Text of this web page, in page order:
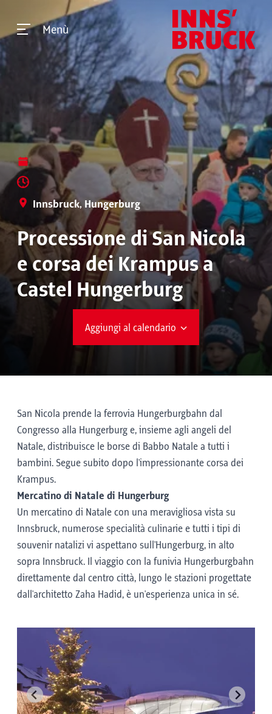
Menù
Innsbruck, Hungerburg
Processione di San Nicola
e corsa dei Krampus a
Castel Hungerburg
Aggiungi al calendario
San Nicola prende la ferrovia Hungerburgbahn dal
Congresso alla Hungerburg e, insieme agli angeli del
Natale, distribuisce le borse di Babbo Natale a tutti i
bambini. Segue subito dopo l'impressionante corsa dei
Krampus.
Mercatino di Natale di Hungerburg
Un mercatino di Natale con una meravigliosa vista su
Innsbruck, numerose specialità culinarie e tutti i tipi di
souvenir natalizi vi aspettano sull'Hungerburg, in alto
sopra Innsbruck. Il viaggio con la funivia Hungerburgbahn
direttamente dal centro città, lungo le stazioni progettate
dall'architetto Zaha Hadid, è un'esperienza unica in sé.